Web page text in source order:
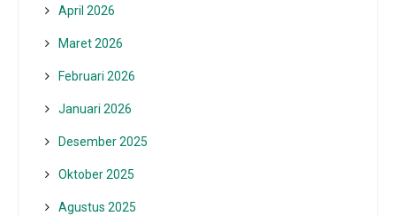
April 2026
Maret 2026
Februari 2026
Januari 2026
Desember 2025
Oktober 2025
Agustus 2025